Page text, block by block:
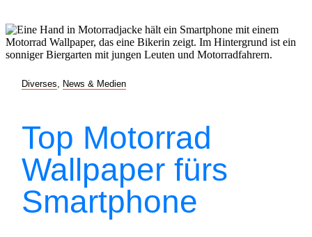
Diverses News & Medien
Top Motorrad
Wallpaper fürs
Smartphone